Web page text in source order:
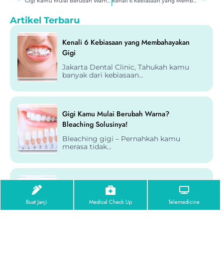
Artikel Terbaru
Kenali 6 Kebiasaan yang Membahayakan
Gigi
Jakarta Dental Clinic, Tahukah kamu
banyak dari kebiasaan...
Gigi Kamu Mulai Berubah Warna?
Bleaching Solusinya!
Bleaching gigi – Pernahkah kamu
merasa tidak...
Arthroscopy untuk Perbaiki Gangguan
Artroscopy adalah prosedur bedah
Buat Janji Medical Check Up Telemedicine